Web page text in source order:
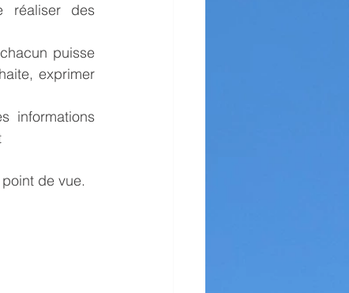
réaliser des
puisse
exprimer
informations
de vue.